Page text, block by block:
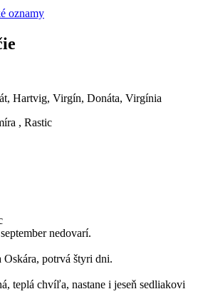
oznamy
Hartvig, Virgín, Donáta, Virgínia
, Rastic
nedovarí.
Oskára, potrvá štyri dni.
teplá chvíľa, nastane i jeseň sedliakovi